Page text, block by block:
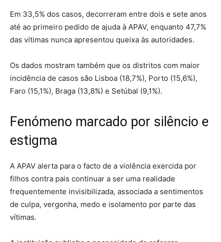
Em 33,5% dos casos, decorreram entre dois e sete anos
até ao primeiro pedido de ajuda à APAV, enquanto 47,7%
das vítimas nunca apresentou queixa às autoridades.
Os dados mostram também que os distritos com maior
incidência de casos são Lisboa (18,7%), Porto (15,6%),
Faro (15,1%), Braga (13,8%) e Setúbal (9,1%).
Fenómeno marcado por silêncio e
estigma
A APAV alerta para o facto de a violência exercida por
filhos contra pais continuar a ser uma realidade
frequentemente invisibilizada, associada a sentimentos
de culpa, vergonha, medo e isolamento por parte das
vítimas.